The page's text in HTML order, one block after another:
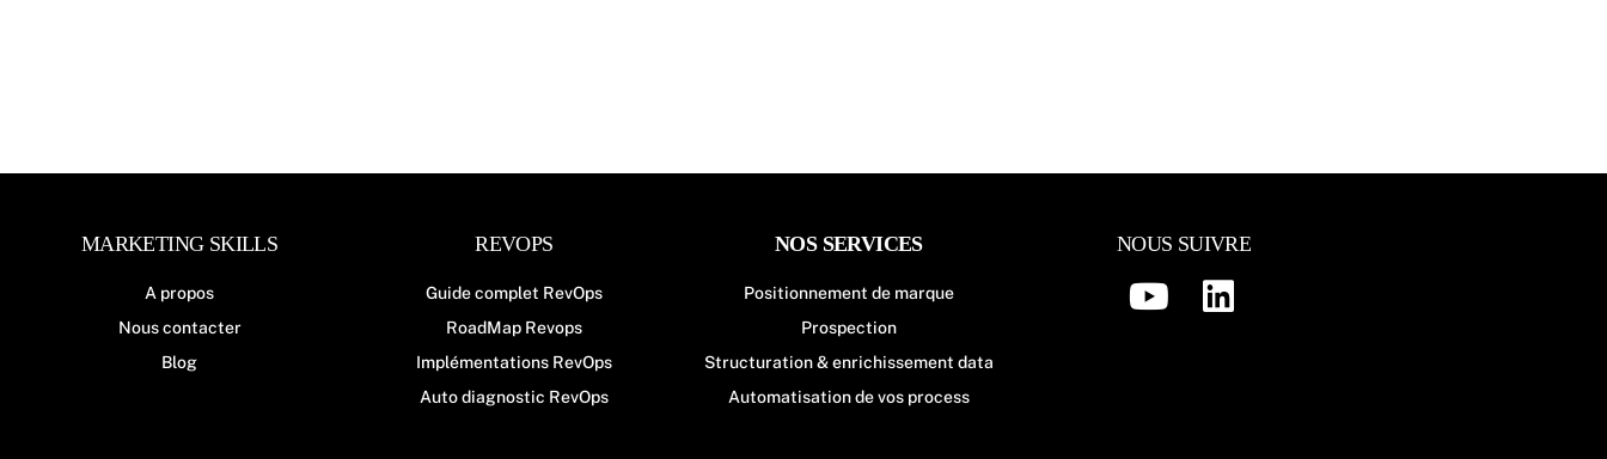
MARKETING SKILLS
A propos
Nous contacter
Blog
REVOPS
Guide complet RevOps
RoadMap Revops
Implémentations RevOps
Auto diagnostic RevOps
NOS SERVICES
Positionnement de marque
Prospection
Structuration & enrichissement data
Automatisation de vos process
NOUS SUIVRE